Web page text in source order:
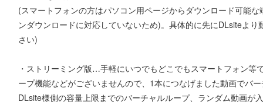
(スマートフォンの方はパソコン用ページからダウンロード可能
ンダウンロードに対応していないため)。具体的に先にDLsiteよ
さい)
・ストリーミング版…手軽にいつでもどこでもスマートフォン等
ープ機能などがございませんので、1本につなげました動画でバ
DLsite様側の容量上限までのバーチャルループ、ランダム動画が